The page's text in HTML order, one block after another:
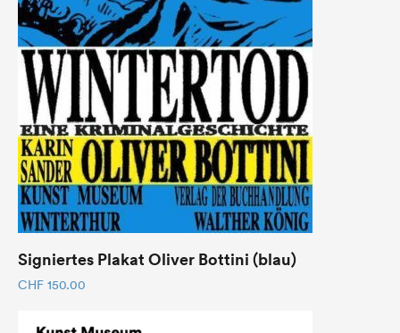
Signiertes Plakat Oliver Bottini (blau)
CHF 150.00